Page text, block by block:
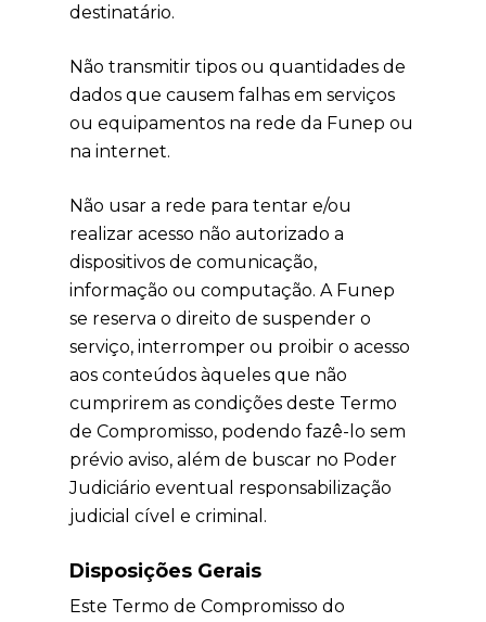
destinatário.
Não transmitir tipos ou quantidades de
dados que causem falhas em serviços
ou equipamentos na rede da Funep ou
na internet.
Não usar a rede para tentar e/ou
realizar acesso não autorizado a
dispositivos de comunicação,
informação ou computação. A Funep
se reserva o direito de suspender o
serviço, interromper ou proibir o acesso
aos conteúdos àqueles que não
cumprirem as condições deste Termo
de Compromisso, podendo fazê-lo sem
prévio aviso, além de buscar no Poder
Judiciário eventual responsabilização
judicial cível e criminal.
Disposições Gerais
Este Termo de Compromisso do